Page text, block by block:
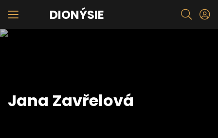
DIONÝSIE
Jana Zavřelová